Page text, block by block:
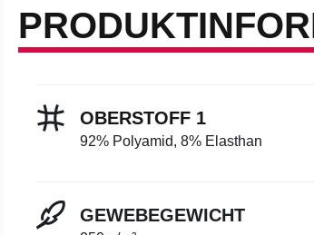
OBERSTOFF 1
92% Polyamid, 8% Elasthan
GEWEBEGEWICHT